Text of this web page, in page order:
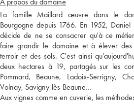
La famille Maillard œuvre dans le
Bourgogne depuis 1766. En 1952,
décide de ne se consacrer qu'à ce
faire grandir le domaine et à élever
terroir et des sols. C'est ainsi
deux hectares à 19, partagés sur les
Pommard, Beaune, Ladoix-Serrigny,
Volnay, Savigny-lès-Beaune…
Aux vignes comme en cuverie, les